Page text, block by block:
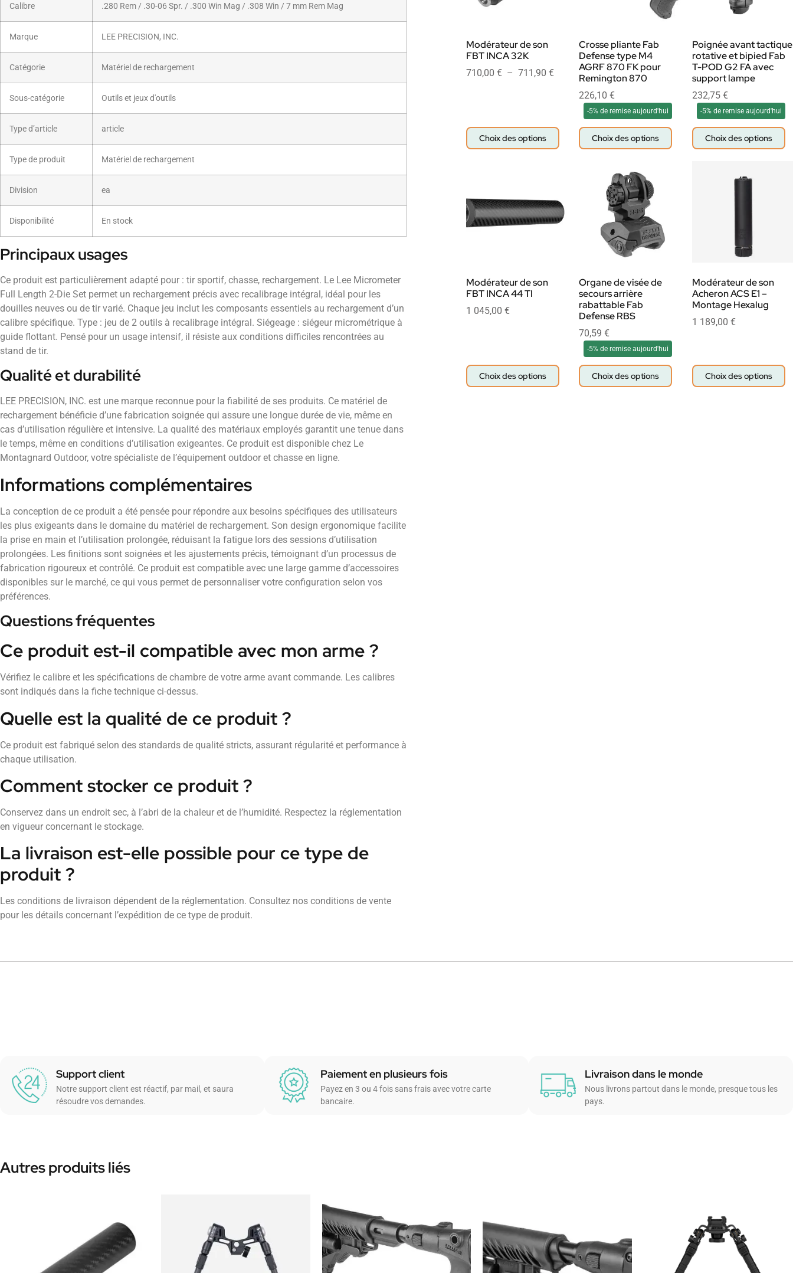
Calibre .280 Rem / .30-06 Spr. / .300 Win Mag / .308 Win / 7 mm Rem Mag
Marque LEE PRECISION, INC.
Catégorie Matériel de rechargement
Sous-catégorie Outils et jeux d'outils
Type d’article article
Type de produit Matériel de rechargement
Division ea
Disponibilité En stock
Principaux usages
Ce produit est particulièrement adapté pour : tir sportif, chasse, rechargement. Le Lee Micrometer
Full Length 2-Die Set permet un rechargement précis avec recalibrage intégral, idéal pour les
douilles neuves ou de tir varié. Chaque jeu inclut les composants essentiels au rechargement d’un
calibre spécifique. Type : jeu de 2 outils à recalibrage intégral. Siégeage : siégeur micrométrique à
guide flottant. Pensé pour un usage intensif, il résiste aux conditions difficiles rencontrées au
stand de tir.
Qualité et durabilité
LEE PRECISION, INC. est une marque reconnue pour la fiabilité de ses produits. Ce matériel de
rechargement bénéficie d’une fabrication soignée qui assure une longue durée de vie, même en
cas d’utilisation régulière et intensive. La qualité des matériaux employés garantit une tenue dans
le temps, même en conditions d’utilisation exigeantes. Ce produit est disponible chez Le
Montagnard Outdoor, votre spécialiste de l’équipement outdoor et chasse en ligne.
Informations complémentaires
La conception de ce produit a été pensée pour répondre aux besoins spécifiques des utilisateurs
les plus exigeants dans le domaine du matériel de rechargement. Son design ergonomique facilite
la prise en main et l’utilisation prolongée, réduisant la fatigue lors des sessions d’utilisation
prolongées. Les finitions sont soignées et les ajustements précis, témoignant d’un processus de
fabrication rigoureux et contrôlé. Ce produit est compatible avec une large gamme d’accessoires
disponibles sur le marché, ce qui vous permet de personnaliser votre configuration selon vos
préférences.
Questions fréquentes
Ce produit est-il compatible avec mon arme ?
Vérifiez le calibre et les spécifications de chambre de votre arme avant commande. Les calibres
sont indiqués dans la fiche technique ci-dessus.
Quelle est la qualité de ce produit ?
Ce produit est fabriqué selon des standards de qualité stricts, assurant régularité et performance à
chaque utilisation.
Comment stocker ce produit ?
Conservez dans un endroit sec, à l’abri de la chaleur et de l’humidité. Respectez la réglementation
en vigueur concernant le stockage.
La livraison est-elle possible pour ce type de
produit ?
Les conditions de livraison dépendent de la réglementation. Consultez nos conditions de vente
pour les détails concernant l’expédition de ce type de produit.
Modérateur de son
FBT INCA 32K
710,00 € – 711,90 €
Choix des options
Crosse pliante Fab
Defense type M4
AGRF 870 FK pour
Remington 870
226,10€
-5% de remise aujourd'hui
Choix des options
Poignée avant tactique
rotative et bipied Fab
T-POD G2 FA avec
support lampe
232,75 €
-5% de remise aujourd'hui
Choix des options
Modérateur de son
FBT INCA 44 TI
1 045,00 €
Choix des options
Organe de visée de
secours arrière
rabattable Fab
Defense RBS
70,59€
-5% de remise aujourd'hui
Choix des options
Modérateur de son
Acheron ACS E1 –
Montage Hexalug
1 189,00 €
Choix des options
Support client
Notre support client est réactif, par mail, et saura
résoudre vos demandes.
Paiement en plusieurs fois
Payez en 3 ou 4 fois sans frais avec votre carte
bancaire.
Livraison dans le monde
Nous livrons partout dans le monde, presque tous les
pays.
Autres produits liés